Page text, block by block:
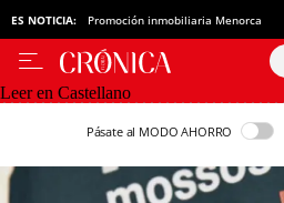
ES NOTICIA: Promoción inmobiliaria Menorca
Leer en Castellano
Pásate al MODO AHORRO